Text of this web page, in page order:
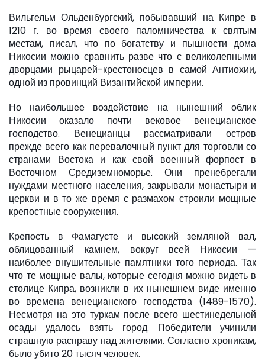
Вильгельм Ольденбургский, побывавший на Кипре в
1210 г. во время своего паломничества к святым
местам, писал, что по богатству и пышности дома
Никосии можно сравнить разве что с великолепными
дворцами рыцарей-крестоносцев в самой Антиохии,
одной из провинций Византийской империи.
Но наибольшее воздействие на нынешний облик
Никосии оказало почти вековое венецианское
господство. Венецианцы рассматривали остров
прежде всего как перевалочный пункт для торговли со
странами Востока и как свой военный форпост в
Восточном Средиземноморье. Они пренебрегали
нуждами местного населения, закрывали монастыри и
церкви и в то же время с размахом строили мощные
крепостные сооружения.
Крепость в Фамагусте и высокий земляной вал,
облицованный камнем, вокруг всей Никосии —
наиболее внушительные памятники того периода. Так
что те мощные валы, которые сегодня можно видеть в
столице Кипра, возникли в их нынешнем виде именно
во времена венецианского господства (1489-1570).
Несмотря на это туркам после всего шестинедельной
осады удалось взять город. Победители учинили
страшную расправу над жителями. Согласно хроникам,
было убито 20 тысяч человек.